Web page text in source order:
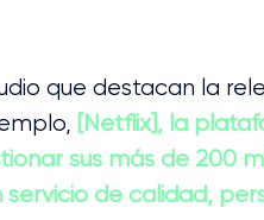
que destacan la
[Netflix], la
sus más de 200
de calidad,